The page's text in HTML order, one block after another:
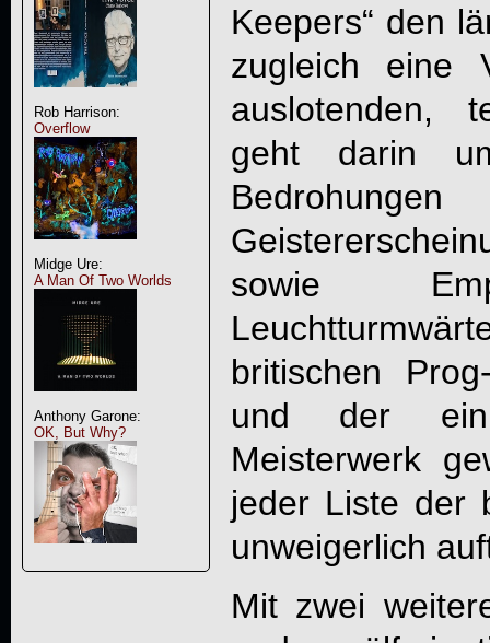
Rob Harrison:
Overflow
Midge Ure:
A Man Of Two Worlds
Anthony Garone:
OK, But Why?
Keepers“ den
zugleich eine
auslotenden,
geht darin
sowie
britischen
und der ein
Meisterwerk
jeder Liste der
unweigerlich
Mit zwei